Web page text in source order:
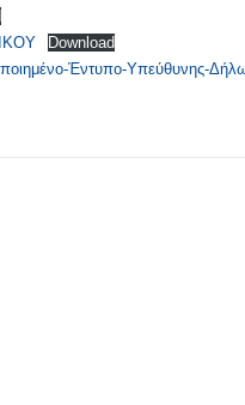
Download
Έντυπο-Υπεύθυνης-